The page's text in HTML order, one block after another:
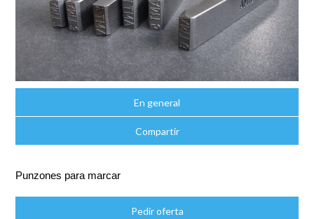
En general
Compartir
Punzones para marcar
Pedir oferta